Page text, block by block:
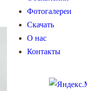
Фотогалереи
Скачать
О нас
Контакты